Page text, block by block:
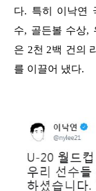
다. 특히 이낙연
수, 골든볼 수상,
은 2천 2백 건의
를 이끌어 냈다.